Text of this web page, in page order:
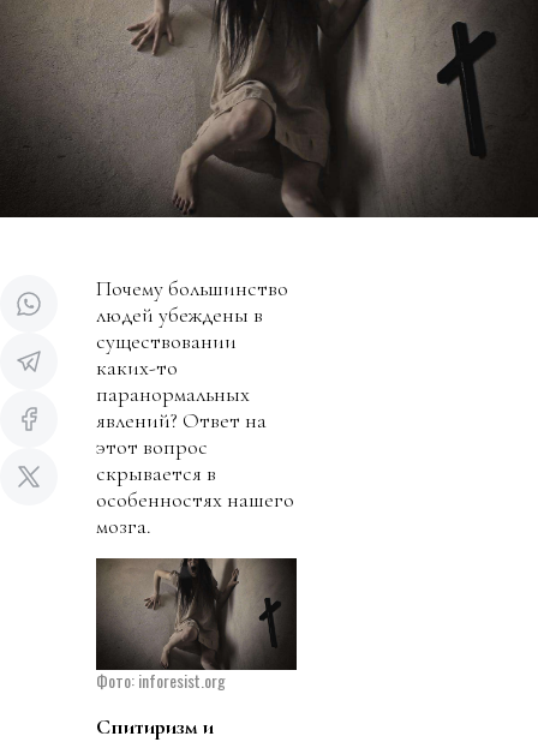
Почему большинство
людей убеждены в
существовании
каких-то
паранормальных
явлений? Ответ на
этот вопрос
скрывается в
особенностях нашего
мозга.
Фото: inforesist.org
Спитиризм и